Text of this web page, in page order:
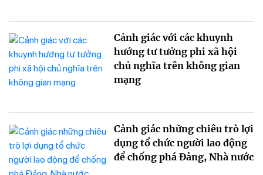
Cảnh giác với các khuynh
hướng tư tưởng phi xã hội
chủ nghĩa trên không gian
mạng
Cảnh giác những chiêu trò lợi
dụng tổ chức người lao động
để chống phá Đảng, Nhà nước